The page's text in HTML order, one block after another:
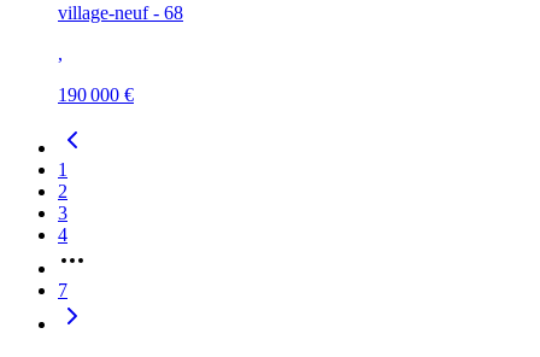
village-neuf - 68
,
190 000 €
1
2
3
4
7